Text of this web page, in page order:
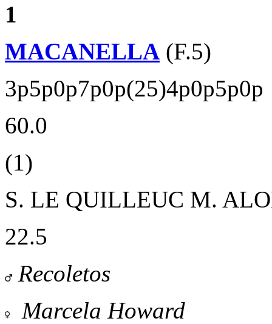
1
MACANELLA (F.5)
3p5p0p7p0p(25)4p0p5p0p
60.0
(1)
S. LE QUILLEUC M.
22.5
Recoletos
Marcela Howard